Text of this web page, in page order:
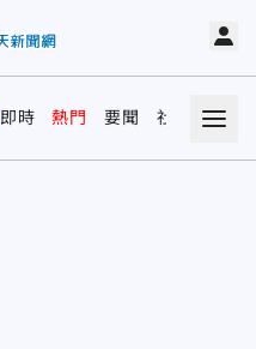
即時 熱門 要聞 社會 娛樂